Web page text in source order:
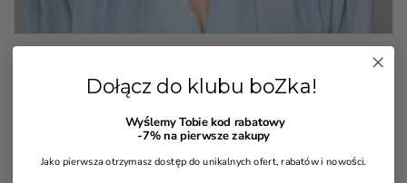
Opaska damska origami piaskowy ciepły beż
Dołącz do klubu boZka!
Wyślemy Tobie kod rabatowy
-7%na pierwsze zakupy
Jako pierwsza otrzymasz dostęp do unikalnych ofert, rabatów i nowości.